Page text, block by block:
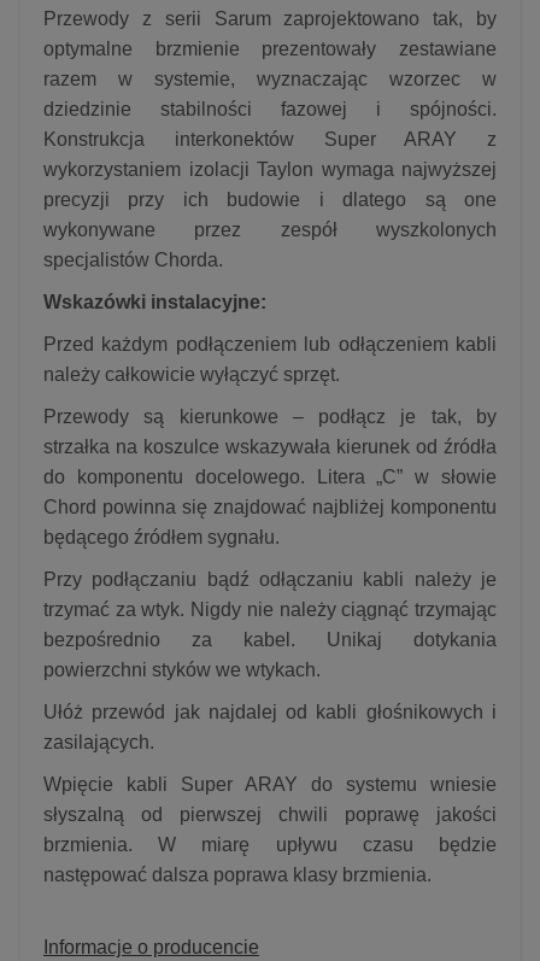
Przewody z serii Sarum zaprojektowano tak, by
optymalne brzmienie prezentowały zestawiane
razem w systemie, wyznaczając wzorzec w
dziedzinie stabilności fazowej i spójności.
Konstrukcja interkonektów Super ARAY z
wykorzystaniem izolacji Taylon wymaga najwyższej
precyzji przy ich budowie i dlatego są one
wykonywane przez zespół wyszkolonych
specjalistów Chorda.
Wskazówki instalacyjne:
Przed każdym podłączeniem lub odłączeniem kabli
należy całkowicie wyłączyć sprzęt.
Przewody są kierunkowe – podłącz je tak, by
strzałka na koszulce wskazywała kierunek od źródła
do komponentu docelowego. Litera „C” w słowie
Chord powinna się znajdować najbliżej komponentu
będącego źródłem sygnału.
Przy podłączaniu bądź odłączaniu kabli należy je
trzymać za wtyk. Nigdy nie należy ciągnąć trzymając
bezpośrednio za kabel. Unikaj dotykania
powierzchni styków we wtykach.
Ułóż przewód jak najdalej od kabli głośnikowych i
zasilających.
Wpięcie kabli Super ARAY do systemu wniesie
słyszalną od pierwszej chwili poprawę jakości
brzmienia. W miarę upływu czasu będzie
następować dalsza poprawa klasy brzmienia.
Informacje o producencie